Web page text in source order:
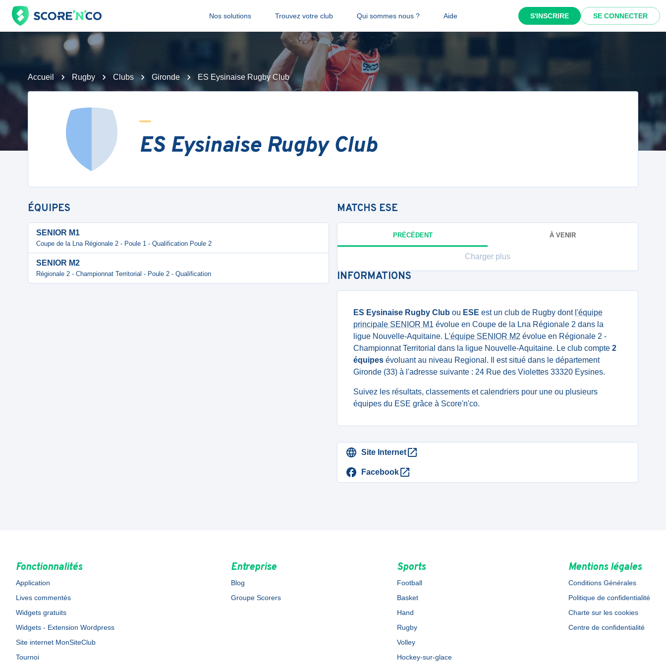
Nos solutions Trouvez votre club Qui sommes nous ? Aide S'INSCRIRE SE CONNECTER
Accueil Rugby Clubs Gironde ES Eysinaise Rugby Club
ES Eysinaise Rugby Club
ÉQUIPES
SENIOR M1
Coupe de la Lna Régionale 2 - Poule 1 - Qualification Poule 2
SENIOR M2
Régionale 2 - Championnat Territorial - Poule 2 - Qualification
MATCHS ESE
PRÉCÉDENT À VENIR
Charger plus
INFORMATIONS
ES Eysinaise Rugby Club ou ESE est un club de Rugby dont l'équipe
principale SENIOR M1 évolue en Coupe de la Lna Régionale 2 dans la
ligue Nouvelle-Aquitaine. L'équipe SENIOR M2 évolue en Régionale 2 -
Championnat Territorial dans la ligue Nouvelle-Aquitaine. Le club compte 2
équipes évoluant au niveau Regional. Il est situé dans le département
Gironde (33) à l'adresse suivante : 24 Rue des Violettes 33320 Eysines.
Suivez les résultats, classements et calendriers pour une ou plusieurs
équipes du ESE grâce à Score'n'co.
Site Internet
Facebook
Fonctionnalités
Application
Lives commentés
Widgets gratuits
Widgets - Extension Wordpress
Site internet MonSiteClub
Tournoi
Entreprise
Blog
Groupe Scorers
Sports
Football
Basket
Hand
Rugby
Volley
Hockey-sur-glace
Mentions légales
Conditions Générales
Politique de confidentialité
Charte sur les cookies
Centre de confidentialité